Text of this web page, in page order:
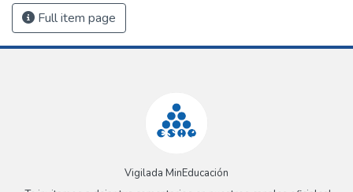
Full item page
Vigilada MinEducación